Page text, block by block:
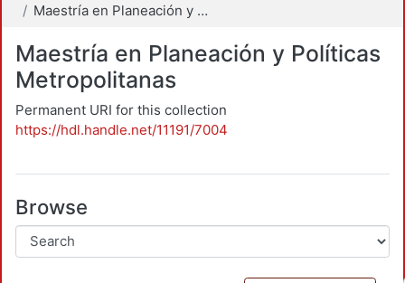
Maestría en Planeación y Políticas Metropolitanas
Maestría en Planeación y Políticas
Metropolitanas
Permanent URI for this collection
https://hdl.handle.net/11191/7004
Browse